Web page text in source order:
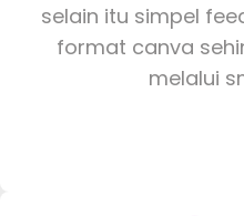
selain itu simpel
format canva
melalui